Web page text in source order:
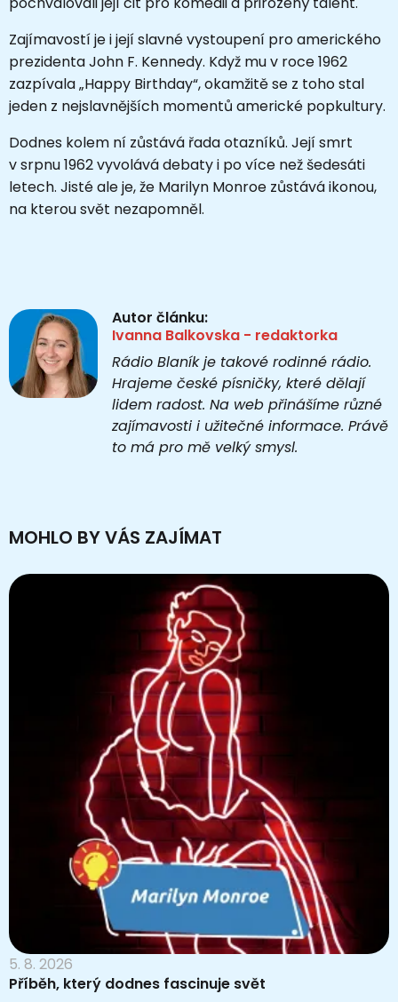
Zajímavostí je i její slavné vystoupení pro amerického
prezidentaJohn F. Kennedy. Když mu v roce 1962
zazpívala „Happy Birthday“, okamžitě se z toho stal
jeden z nejslavnějších momentů americké popkultury.
Dodnes kolem ní zůstává řada otazníků. Její smrt
v srpnu 1962 vyvolává debaty i po více než šedesáti
letech. Jisté ale je, že Marilyn Monroe zůstává ikonou,
na kterou svět nezapomněl.
Autor článku:
Ivanna Balkovska - redaktorka
Rádio Blaník je takové rodinné rádio.
Hrajeme české písničky, které dělají
lidem radost. Na web přinášíme různé
zajímavosti i užitečné informace. Právě
to má pro mě velký smysl.
MOHLO BY VÁS ZAJÍMAT
5. 8. 2026
Příběh, který dodnes fascinuje svět